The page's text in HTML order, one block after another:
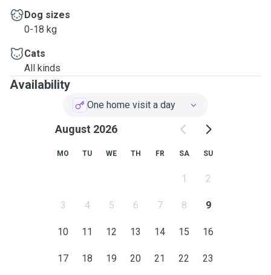
Dog sizes
0-18 kg
Cats
All kinds
Availability
One home visit a day
August 2026
MO TU WE TH FR SA SU
1 2
3 4 5 6 7 8 9
10 11 12 13 14 15 16
17 18 19 20 21 22 23